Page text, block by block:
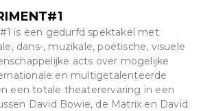
is een gedurfd spektakel met
dans-, muzikale, poëtische, visuele
acts over mogelijke
en multigetalenteerde
een totale theaterervaring in een
David Bowie, de Matrix en David